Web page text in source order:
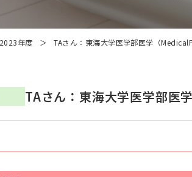
2023年度 TAさん：東海大学医学部医学（
TAさん：東海大学医学部医